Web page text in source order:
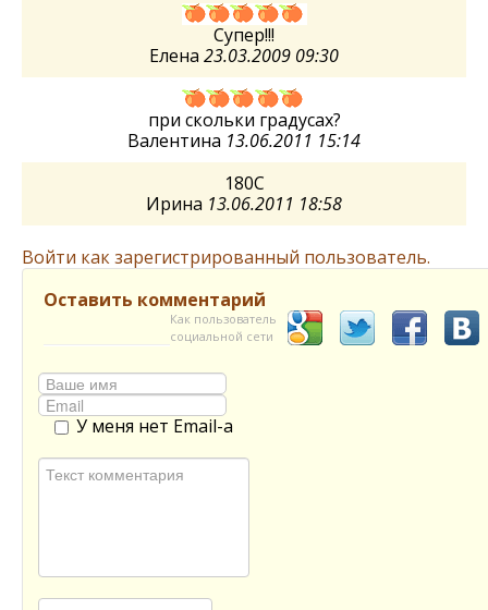
Супер!!!
Елена 23.03.2009 09:30
при скольки градусах?
Валентина 13.06.2011 15:14
180C
Ирина 13.06.2011 18:58
Войти как зарегистрированный пользователь.
Оставить комментарий
Как пользователь
социальной сети
У меня нет Email-а